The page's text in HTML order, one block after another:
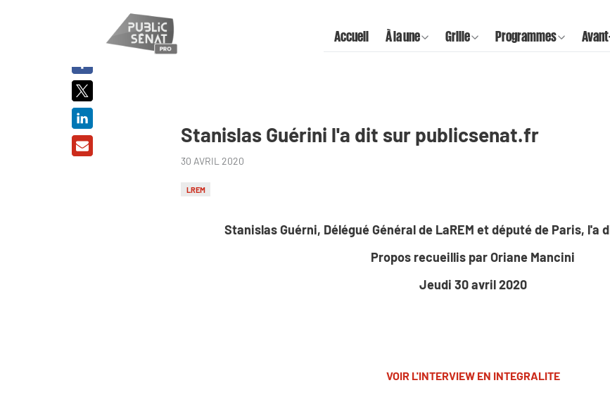
Accueil À la une Grille Programmes
Stanislas Guérini l'a dit sur publicsenat.fr
30 AVRIL 2020
LREM
Stanislas Guérni, Délégué Général de LaREM et député de Paris,
Propos recueillis par Oriane Mancini
Jeudi 30 avril 2020
VOIR L'INTERVIEW EN INTEGRALITE